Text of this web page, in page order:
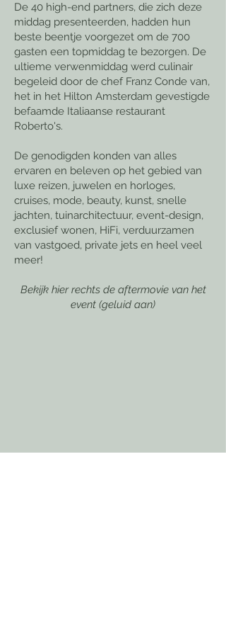
De 40 high-end partners, die zich deze
middag presenteerden, hadden hun
beste beentje voorgezet om de 700
gasten een topmiddag te bezorgen. De
ultieme verwenmiddag werd culinair
begeleid door de chef Franz Conde van,
het in het Hilton Amsterdam gevestigde
befaamde Italiaanse restaurant
Roberto's.
De genodigden konden van alles
ervaren en beleven op het gebied van
luxe reizen, juwelen en horloges,
cruises, mode, beauty, kunst, snelle
jachten, tuinarchitectuur, event-design,
exclusief wonen, HiFi, verduurzamen
van vastgoed, private jets en heel veel
meer!
Bekijk hier rechts de aftermovie van het
event (geluid aan)